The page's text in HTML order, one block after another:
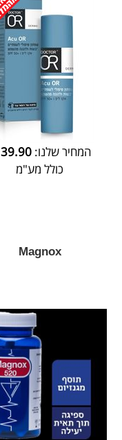
המחיר שלנו:39.90
כולל מע"מ
Magnox